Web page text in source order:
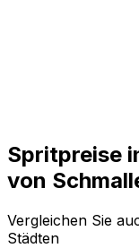
Spritpreise
von
Vergleichen Sie
Städten